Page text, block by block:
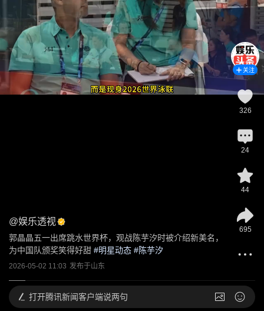
@娱乐透视
郭晶晶五一出席跳水世界杯，观战陈芋汐时被介绍新美名，
为中国队颁奖笑得好甜 #明星动态 #陈芋汐
2026-05-02 11:03 发布于山东
关注
326
24
44
695
打开腾讯新闻客户端说两句